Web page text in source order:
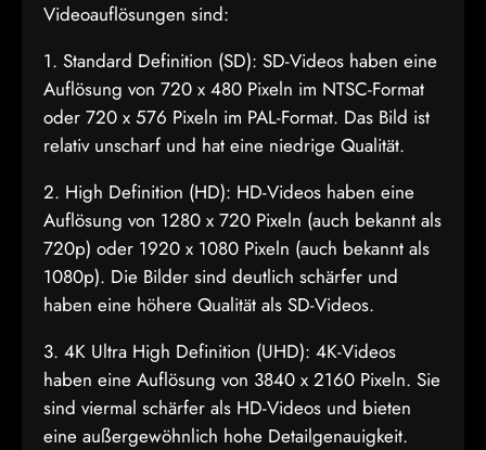
Videoauflösungen sind:
1. Standard Definition (SD): SD-Videos haben eine
Auflösung von 720 x 480 Pixeln im NTSC-Format
oder 720 x 576 Pixeln im PAL-Format. Das Bild ist
relativ unscharf und hat eine niedrige Qualität.
2. High Definition (HD): HD-Videos haben eine
Auflösung von 1280 x 720 Pixeln (auch bekannt als
720p) oder 1920 x 1080 Pixeln (auch bekannt als
1080p). Die Bilder sind deutlich schärfer und
haben eine höhere Qualität als SD-Videos.
3. 4K Ultra High Definition (UHD): 4K-Videos
haben eine Auflösung von 3840 x 2160 Pixeln. Sie
sind viermal schärfer als HD-Videos und bieten
eine außergewöhnlich hohe Detailgenauigkeit.